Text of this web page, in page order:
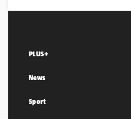
PLUS+
News
Sport